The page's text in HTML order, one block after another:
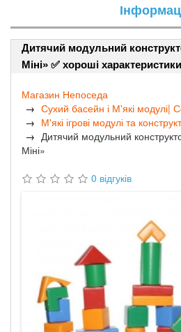
Дитячий модульний
Міні» ✅ хороші характеристики
Магазин Непоседа
Сухий басейн і М'які модулі|
М'які ігрові модулі та
Дитячий модульний
Міні»
0 відгуків